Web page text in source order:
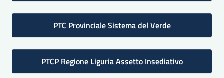
PTC Provinciale Sistema del Verde
PTCP Regione Liguria Assetto Insediativo